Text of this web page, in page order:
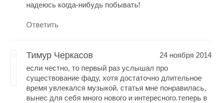
надеюсь когда-нибудь побывать!
Ответить
Тимур Черкасов
24 ноября 2014
если честно, то первый раз услышал про
существование фаду, хотя достаточно длительное
время увлекался музыкой. статья мне понравилась,
вынес для себя много нового и интересного.теперь в